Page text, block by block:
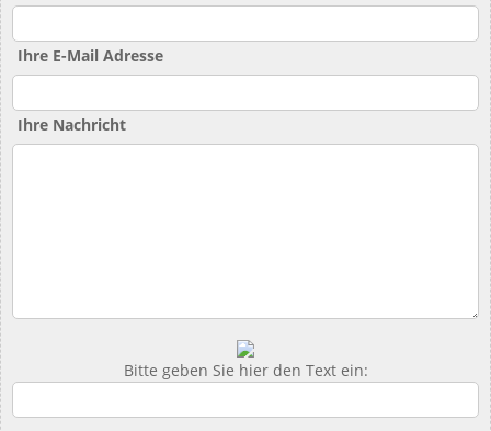
Ihre E-Mail Adresse
Ihre Nachricht
Bitte geben Sie hier den Text ein: